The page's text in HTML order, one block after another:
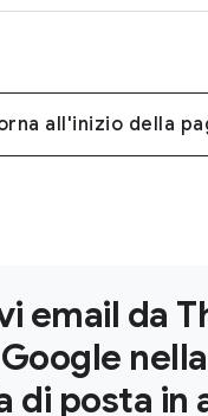
all'inizio della
email da
di posta in